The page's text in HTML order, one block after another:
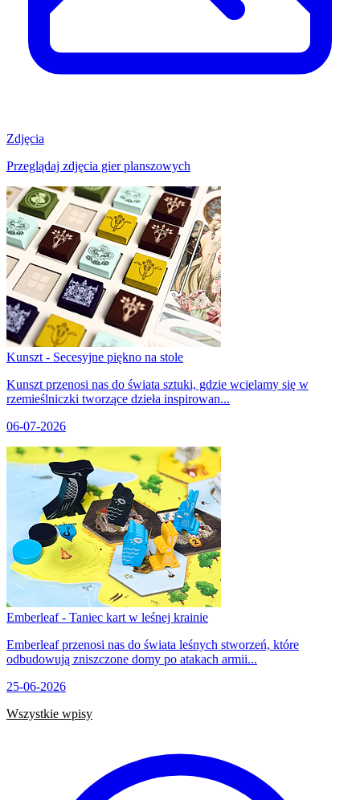
Zdjęcia
Przeglądaj zdjęcia gier planszowych
Kunszt - Secesyjne piękno na stole
Kunszt przenosi nas do świata sztuki, gdzie wcielamy się w
rzemieślniczki tworzące dzieła inspirowan...
06-07-2026
Emberleaf - Taniec kart w leśnej krainie
Emberleaf przenosi nas do świata leśnych stworzeń, które
odbudowują zniszczone domy po atakach armii...
25-06-2026
Wszystkie wpisy